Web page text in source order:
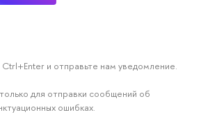
и отправьте нам уведомление.
для отправки сообщений об
ошибках.